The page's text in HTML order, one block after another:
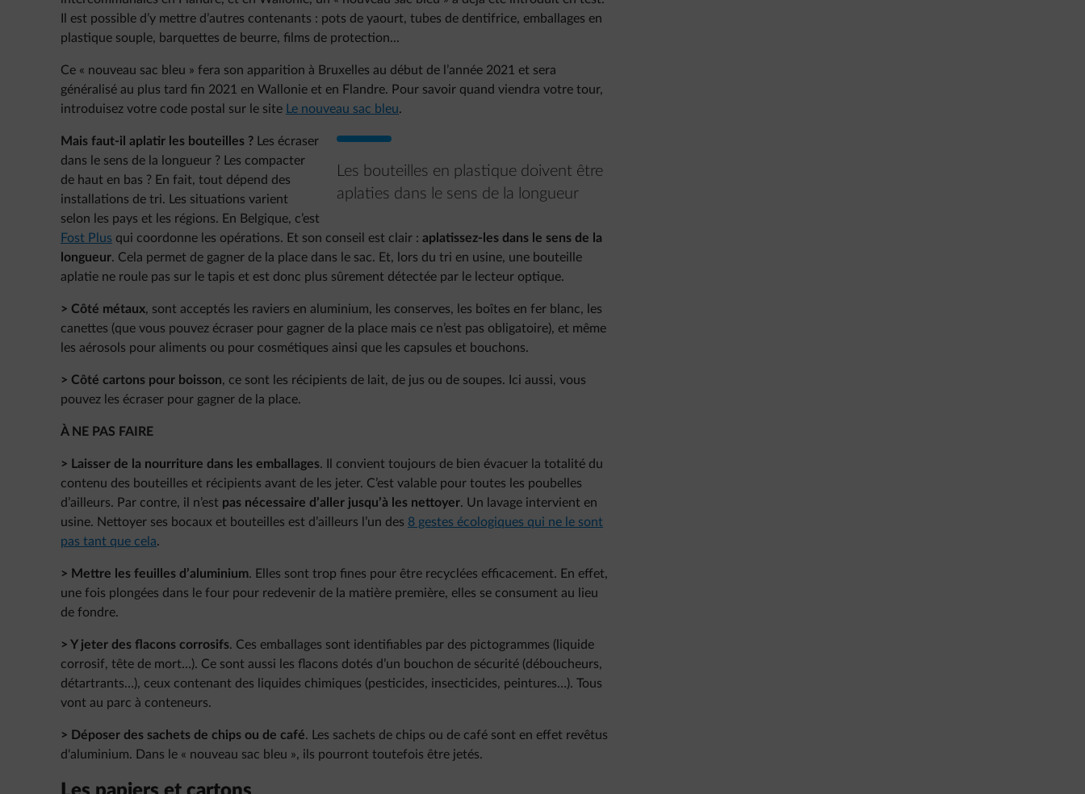
Il est possible d’y mettre d’autres contenants : pots de yaourt, tubes de dentifrice, emballages en
plastique souple, barquettes de beurre, films de protection...
Ce « nouveau sac bleu » fera son apparition à Bruxelles au début de l’année 2021 et sera
généralisé au plus tard fin 2021 en Wallonie et en Flandre. Pour savoir quand viendra votre tour,
introduisez votre code postal sur le site
Le nouveau sac bleu.
Les bouteilles en plastique doivent être
aplaties dans le sens de la longueur
Mais faut-il aplatir les bouteilles ? Les écraser
dans le sens de la longueur ? Les compacter
de haut en bas ? En fait, tout dépend des
installations de tri. Les situations varient
selon les pays et les régions. En Belgique, c’est
Fost Plus qui coordonne les opérations. Et son conseil est clair : aplatissez-les dans le sens de la
longueur. Cela permet de gagner de la place dans le sac. Et, lors du tri en usine, une bouteille
aplatie ne roule pas sur le tapis et est donc plus sûrement détectée par le lecteur optique.
> Côté métaux, sont acceptés les raviers en aluminium, les conserves, les boîtes en fer blanc, les
canettes (que vous pouvez écraser pour gagner de la place mais ce n’est pas obligatoire), et même
les aérosols pour aliments ou pour cosmétiques ainsi que les capsules et bouchons.
> Côté cartons pour boisson, ce sont les récipients de lait, de jus ou de soupes. Ici aussi, vous
pouvez les écraser pour gagner de la place.
À NE PAS FAIRE
> Laisser de la nourriture dans les emballages. Il convient toujours de bien évacuer la totalité du
contenu des bouteilles et récipients avant de les jeter. C’est valable pour toutes les poubelles
d’ailleurs. Par contre, il n’est pas nécessaire d’aller jusqu’à les nettoyer. Un lavage intervient en
usine. Nettoyer ses bocaux et bouteilles est d’ailleurs l’un des 8 gestes écologiques qui ne le sont
pas tant que cela.
> Mettre les feuilles d’aluminium. Elles sont trop fines pour être recyclées efficacement. En effet,
une fois plongées dans le four pour redevenir de la matière première, elles se consument au lieu
de fondre.
> Y jeter des flacons corrosifs. Ces emballages sont identifiables par des pictogrammes (liquide
corrosif, tête de mort…). Ce sont aussi les flacons dotés d’un bouchon de sécurité (déboucheurs,
détartrants…), ceux contenant des liquides chimiques (pesticides, insecticides, peintures…). Tous
vont au parc à conteneurs.
> Déposer des sachets de chips ou de café. Les sachets de chips ou de café sont en effet revêtus
d'aluminium. Dans le « nouveau sac bleu », ils pourront toutefois être jetés.